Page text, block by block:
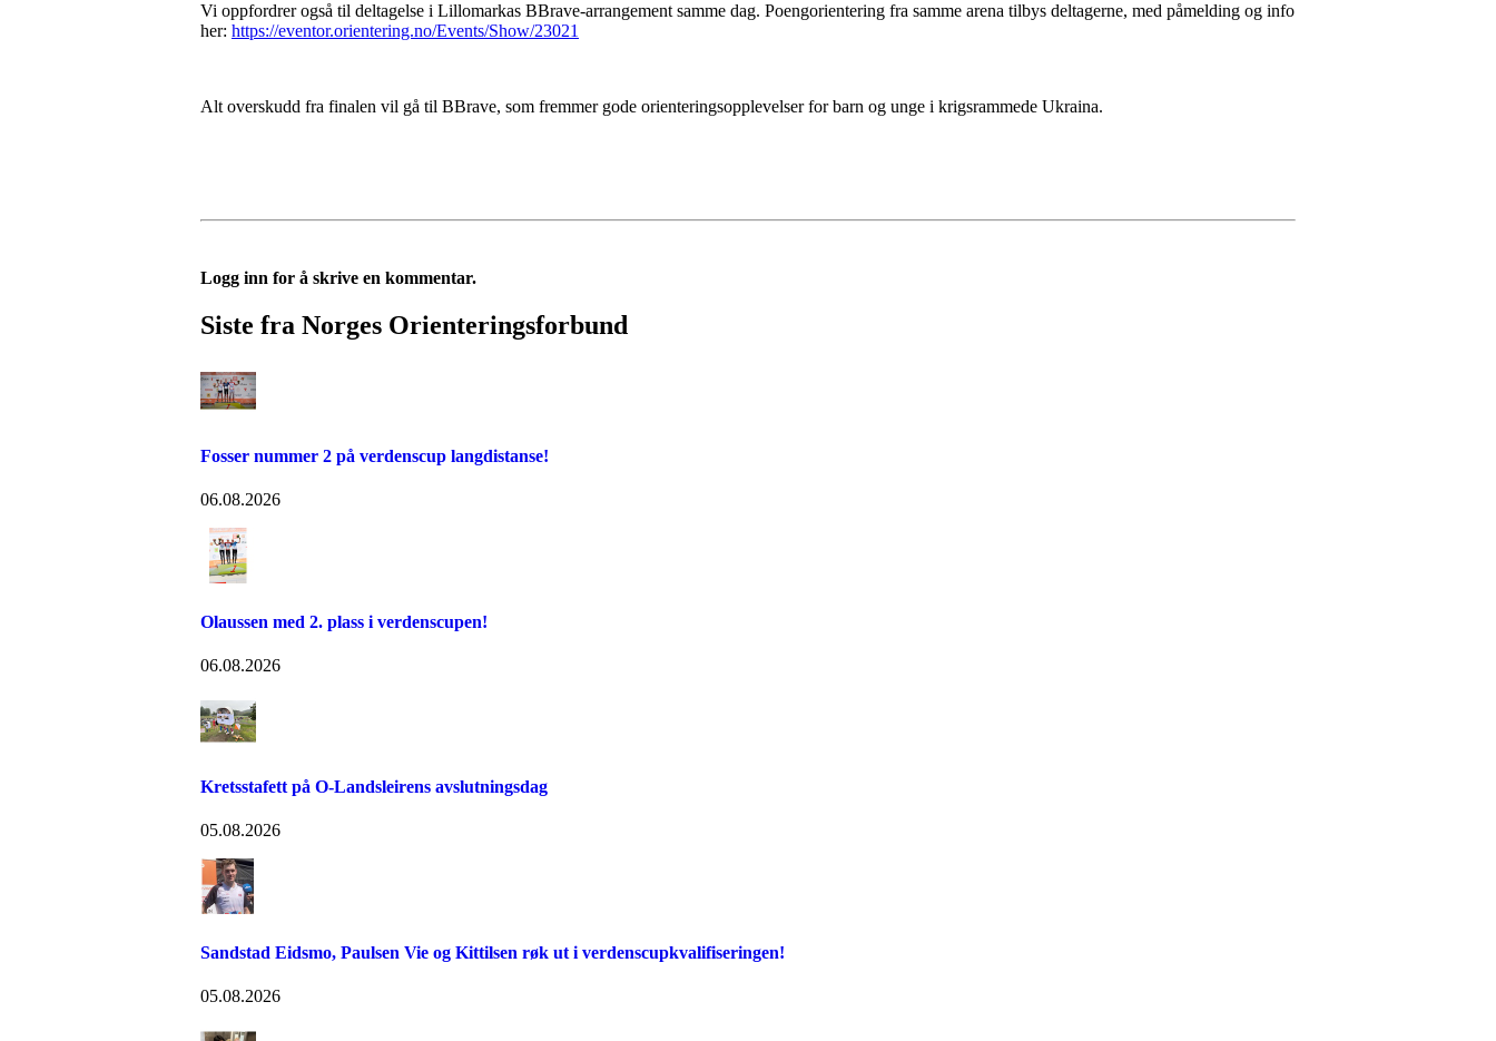
Vi oppfordrer også til deltagelse i Lillomarkas BBrave-arrangement samme dag. Poengorientering fra samme arena tilbys deltagerne, med påmelding og info
her: https://eventor.orientering.no/Events/Show/23021
Alt overskudd fra finalen vil gå til BBrave, som fremmer gode orienteringsopplevelser for barn og unge i krigsrammede Ukraina.
Logg inn for å skrive en kommentar.
Siste fra Norges Orienteringsforbund
Fosser nummer 2 på verdenscup langdistanse!
06.08.2026
Olaussen med 2. plass i verdenscupen!
06.08.2026
Kretsstafett på O-Landsleirens avslutningsdag
05.08.2026
Sandstad Eidsmo, Paulsen Vie og Kittilsen røk ut i verdenscupkvalifiseringen!
05.08.2026